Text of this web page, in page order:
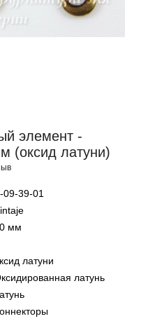
элемент -
(оксид латуни)
09-39-01
мм
латуни
латунь